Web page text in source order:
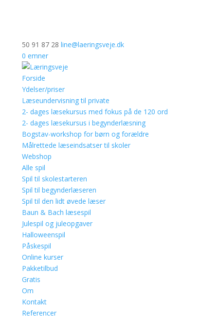
50 91 87 28 line@laeringsveje.dk
0 emner
Forside
Ydelser/priser
Læseundervisning til private
2- dages læsekursus med fokus på de 120 ord
2- dages læsekursus i begynderlæsning
Bogstav-workshop for børn og forældre
Målrettede læseindsatser til skoler
Webshop
Alle spil
Spil til skolestarteren
Spil til begynderlæseren
Spil til den lidt øvede læser
Baun & Bach læsespil
Julespil og juleopgaver
Halloweenspil
Påskespil
Online kurser
Pakketilbud
Gratis
Om
Kontakt
Referencer